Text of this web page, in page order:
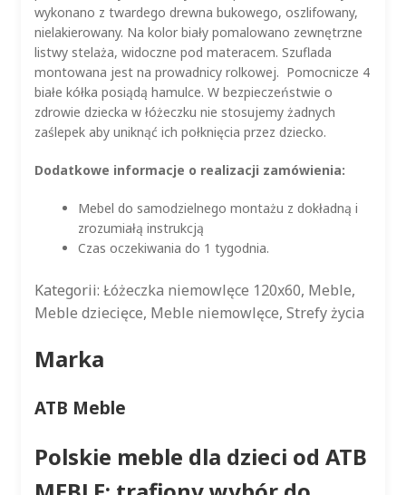
wykonano z twardego drewna bukowego, oszlifowany,
nielakierowany. Na kolor biały pomalowano zewnętrzne
listwy stelaża, widoczne pod materacem. Szuflada
montowana jest na prowadnicy rolkowej. Pomocnicze 4
białe kółka posiądą hamulce. W bezpieczeństwie o
zdrowie dziecka w łóżeczku nie stosujemy żadnych
zaślepek aby uniknąć ich połknięcia przez dziecko.
Dodatkowe informacje o realizacji zamówienia:
Mebel do samodzielnego montażu z dokładną i
zrozumiałą instrukcją
Czas oczekiwania do 1 tygodnia.
Kategorii: Łóżeczka niemowlęce 120x60, Meble,
Meble dziecięce, Meble niemowlęce, Strefy życia
Marka
ATB Meble
Polskie meble dla dzieci od ATB